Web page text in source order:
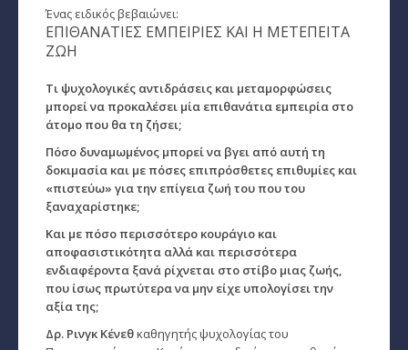
Παρθένος
Σκορπιός
Αιγόκερως
Υδροχόος
Ινδιάνικο Ωροσκόπιο
Κέλτικο Ωροσκόπιο
Ένας ειδικός βεβαιώνει:
ΕΠΙΘΑΝΑΤΙΕΣ ΕΜΠΕΙΡΙΕΣ ΚΑΙ Η ΜΕΤΕΠΕΙΤΑ
ΖΩΗ
Tι ψυχολογικές αντιδράσεις και μεταμορφώσεις
μπορεί να προκαλέσει μία επιθανάτια εμπειρία στο
άτομο που θα τη ζήσει;
Πόσο δυναμωμένος μπορεί να βγει από αυτή τη
δοκιμασία και με πόσες επιπρόσθετες επιθυμίες και
«πιστεύω» για την επίγεια ζωή του που του
ξαναχαρίστηκε;
Και με πόσο περισσότερο κουράγιο και
αποφασιστικότητα αλλά και περισσότερα
ενδιαφέροντα ξανά ρίχνεται στο στίβο μιας ζωής,
που ίσως πρωτύτερα να μην είχε υπολογίσει την
αξία της;
Δρ. Ρινγκ Κένεθκαθηγητής ψυχολογίας του